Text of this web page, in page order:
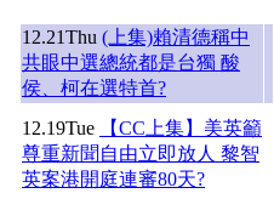
12.21Thu (上集)賴清德稱中
共眼中選總統都是台獨 酸
侯、柯在選特首?
12.19Tue
【CC上集】美英籲
尊重新聞自由立即放人 黎智
英案港開庭連審80天?